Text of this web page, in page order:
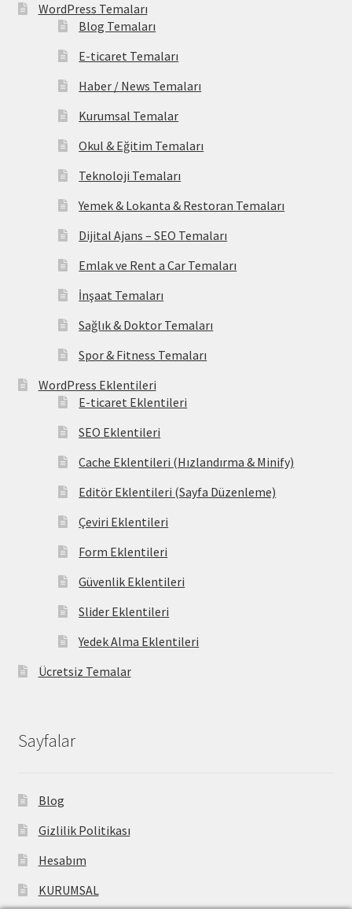
WordPress Temaları
Blog Temaları
E-ticaret Temaları
Haber / News Temaları
Kurumsal Temalar
Okul & Eğitim Temaları
Teknoloji Temaları
Yemek & Lokanta & Restoran Temaları
Dijital Ajans – SEO Temaları
Emlak ve Rent a Car Temaları
İnşaat Temaları
Sağlık & Doktor Temaları
Spor & Fitness Temaları
WordPress Eklentileri
E-ticaret Eklentileri
SEO Eklentileri
Cache Eklentileri (Hızlandırma & Minify)
Editör Eklentileri (Sayfa Düzenleme)
Çeviri Eklentileri
Form Eklentileri
Güvenlik Eklentileri
Slider Eklentileri
Yedek Alma Eklentileri
Ücretsiz Temalar
Sayfalar
Blog
Gizlilik Politikası
Hesabım
KURUMSAL